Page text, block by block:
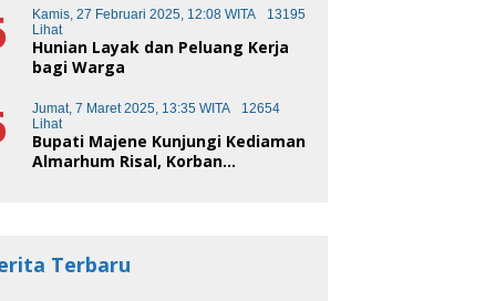
Kamis, 27 Februari 2025, 12:08 WITA
13195
Lihat
Hunian Layak dan Peluang Kerja
bagi Warga
Jumat, 7 Maret 2025, 13:35 WITA
12654
Lihat
Bupati Majene Kunjungi Kediaman
Almarhum Risal, Korban
Terbaru